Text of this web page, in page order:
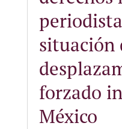
situación
forzado
México